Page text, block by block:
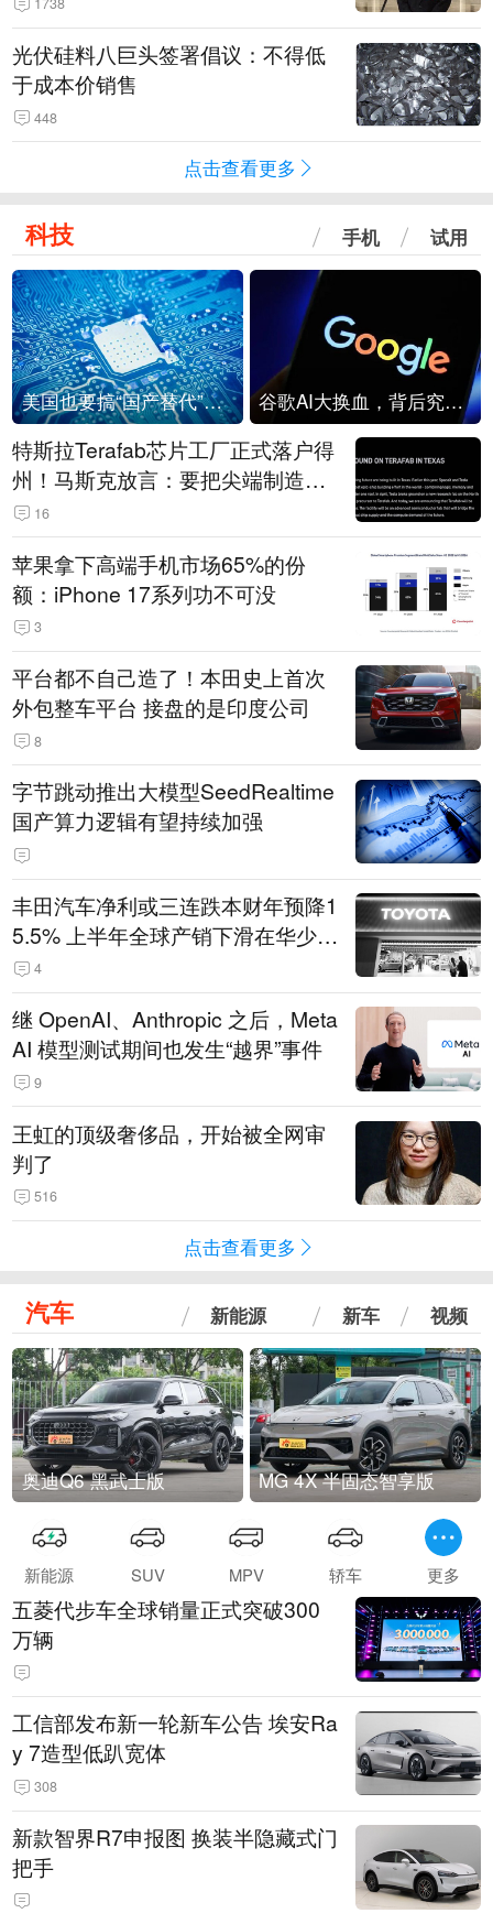
光伏硅料八巨头签署倡议：不得低
于成本价销售
448
点击查看更多
科技 手机 试用
美国也要搞“国产替代”？先算清三笔账 谷歌AI大换血，背后究竟发生了什么？
特斯拉Terafab芯片工厂正式落户得
州！马斯克放言：要把尖端制造带
回美国
16
苹果拿下高端手机市场65%的份
额：iPhone 17系列功不可没
3
平台都不自己造了！本田史上首次
外包整车平台 接盘的是印度公司
8
字节跳动推出大模型SeedRealtime
国产算力逻辑有望持续加强
丰田汽车净利或三连跌本财年预降1
5.5% 上半年全球产销下滑在华少卖
14.3万辆
4
继 OpenAI、Anthropic 之后，Meta
AI 模型测试期间也发生“越界”事件
9
王虹的顶级奢侈品，开始被全网审
判了
516
点击查看更多
汽车 新能源 新车 视频
奥迪Q6 黑武士版 MG 4X 半固态智享版
新能源 SUV MPV 轿车 更多
五菱代步车全球销量正式突破300
万辆
工信部发布新一轮新车公告 埃安Ra
y 7造型低趴宽体
308
新款智界R7申报图 换装半隐藏式门
把手